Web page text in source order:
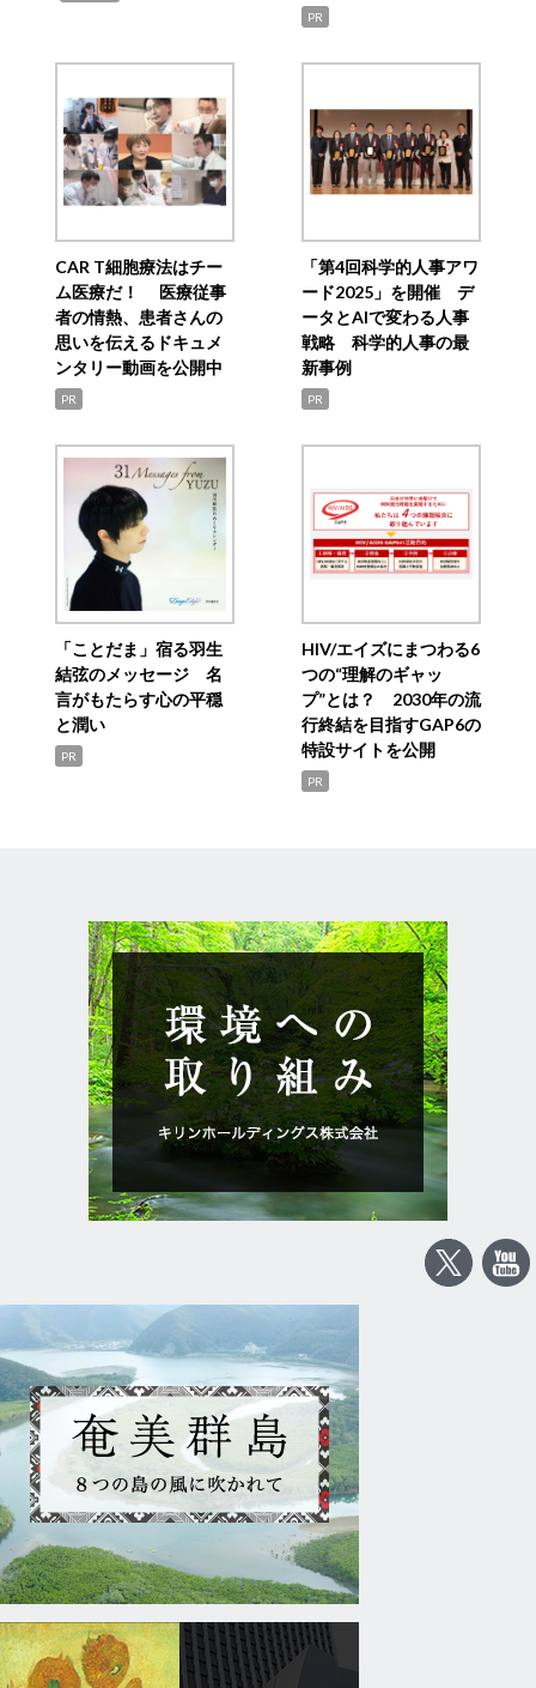
PR
CAR T細胞療法はチー
ム医療だ！ 医療従事
者の情熱、患者さんの
思いを伝えるドキュメ
ンタリー動画を公開中
PR
「第4回科学的人事アワ
ード2025」を開催 デ
ータとAIで変わる人事
戦略 科学的人事の最
新事例
PR
「ことだま」宿る羽生
結弦のメッセージ 名
言がもたらす心の平穏
と潤い
PR
HIV/エイズにまつわる6
つの“理解のギャッ
プ”とは？ 2030年の流
行終結を目指すGAP6の
特設サイトを公開
PR